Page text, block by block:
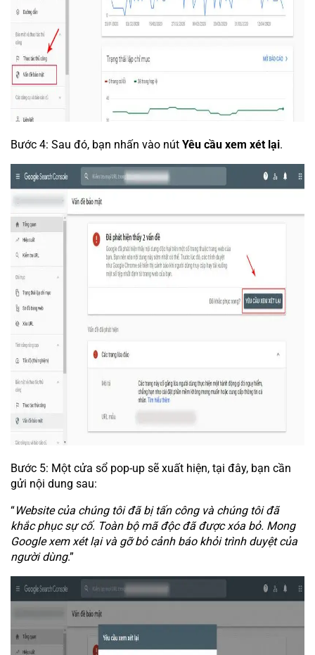
Bước 4: Sau đó, bạn nhấn vào nút Yêu cầu xem xét lại.
Bước 5: Một cửa sổ pop-up sẽ xuất hiện, tại đây, bạn cần
gửi nội dung sau:
“Website của chúng tôi đã bị tấn công và chúng tôi đã
khắc phục sự cố. Toàn bộ mã độc đã được xóa bỏ. Mong
Google xem xét lại và gỡ bỏ cảnh báo khỏi trình duyệt của
người dùng.”